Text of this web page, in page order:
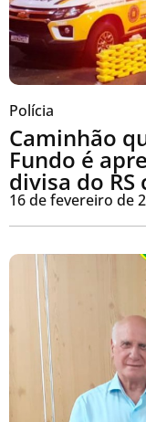
Polícia
Caminhão
Fundo é
divisa do RS
16 de fevereiro de